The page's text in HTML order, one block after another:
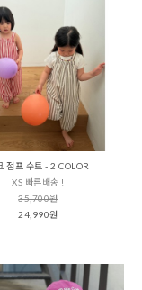
점프 수트 - 2 COLOR
XS 빠른배송 !
35,700원
24,990원